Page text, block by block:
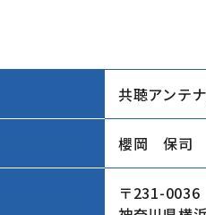
共聴アンテ
櫻岡 保司
〒231-0036